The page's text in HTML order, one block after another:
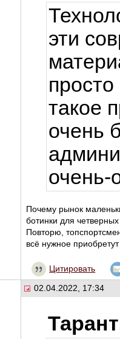
эти
просто
такое
очень
очень-
Почему рынок
ботинки для
Повторю,
всё нужное
Цитировать
02.04.2022, 17:34